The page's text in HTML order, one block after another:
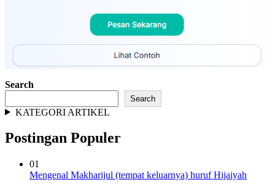
Search
Search
KATEGORI ARTIKEL
Postingan Populer
01
Mengenal Makharijul (tempat keluarnya) huruf Hijaiyah